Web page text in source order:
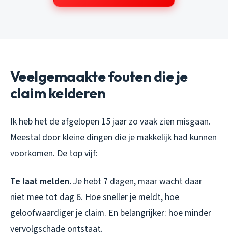
Veelgemaakte fouten die je
claim kelderen
Ik heb het de afgelopen 15 jaar zo vaak zien misgaan.
Meestal door kleine dingen die je makkelijk had kunnen
voorkomen. De top vijf:
Te laat melden. Je hebt 7 dagen, maar wacht daar
niet mee tot dag 6. Hoe sneller je meldt, hoe
geloofwaardiger je claim. En belangrijker: hoe minder
vervolgschade ontstaat.